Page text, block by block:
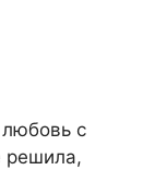
с
решила,